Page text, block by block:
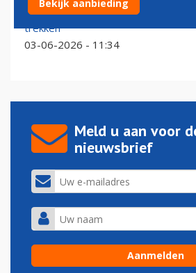
klanten met brandstofstress over
trekken
03-06-2026 - 11:34
Meld u aan voor
nieuwsbrief
Bekijk aanbieding